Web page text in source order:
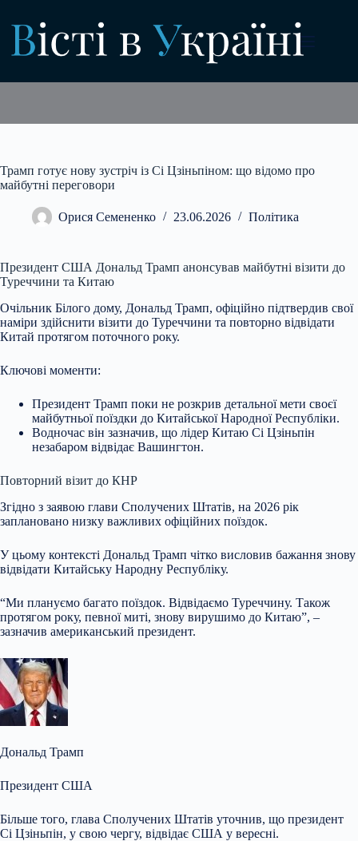
вмісту
Трамп готує нову зустріч із Сі Цзіньпіном: що відомо про
майбутні переговори
Орися Семененко 23.06.2026 Політика
Президент США Дональд Трамп анонсував майбутні візити до
Туреччини та Китаю
Очільник Білого дому, Дональд Трамп, офіційно підтвердив свої
наміри здійснити візити до Туреччини та повторно відвідати
Китай протягом поточного року.
Ключові моменти:
Президент Трамп поки не розкрив детальної мети своєї
майбутньої поїздки до Китайської Народної Республіки.
Водночас він зазначив, що лідер Китаю Сі Цзіньпін
незабаром відвідає Вашингтон.
Повторний візит до КНР
Згідно з заявою глави Сполучених Штатів, на 2026 рік
заплановано низку важливих офіційних поїздок.
У цьому контексті Дональд Трамп чітко висловив бажання знову
відвідати Китайську Народну Республіку.
“Ми плануємо багато поїздок. Відвідаємо Туреччину. Також
протягом року, певної миті, знову вирушимо до Китаю”, –
зазначив американський президент.
Дональд Трамп
Президент США
Більше того, глава Сполучених Штатів уточнив, що президент
Сі Цзіньпін, у свою чергу, відвідає США у вересні.